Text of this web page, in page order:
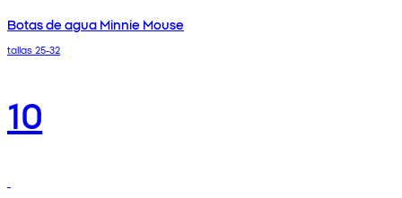
Botas de agua Minnie Mouse
tallas 25-32
10